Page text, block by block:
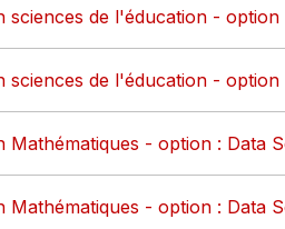
sciences de l'éducation -
sciences de l'éducation -
Mathématiques - option : Data
Mathématiques - option : Data